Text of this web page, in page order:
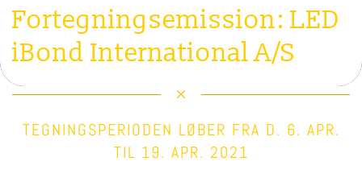
Fortegningsemission: LED
iBond International A/S
TEGNINGSPERIODEN LØBER FRA D. 6. APR.
TIL 19. APR. 2021